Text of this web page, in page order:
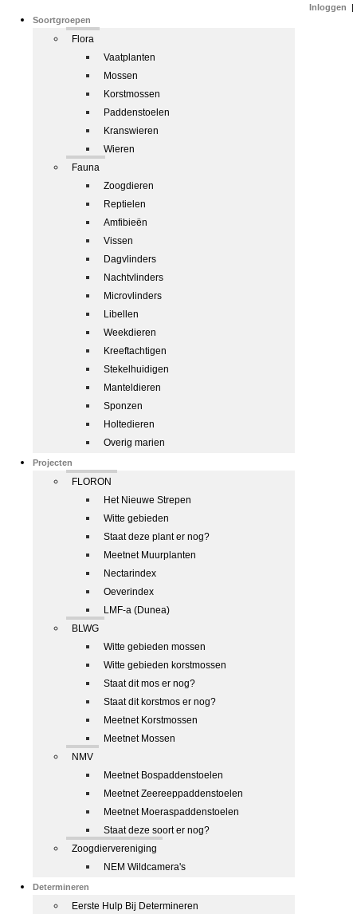
Soortgroepen
Flora
Vaatplanten
Mossen
Korstmossen
Paddenstoelen
Kranswieren
Wieren
Fauna
Zoogdieren
Reptielen
Amfibieën
Vissen
Dagvlinders
Nachtvlinders
Microvlinders
Libellen
Weekdieren
Kreeftachtigen
Stekelhuidigen
Manteldieren
Sponzen
Holtedieren
Overig marien
Projecten
FLORON
Het Nieuwe Strepen
Witte gebieden
Staat deze plant er nog?
Meetnet Muurplanten
Nectarindex
Oeverindex
LMF-a (Dunea)
BLWG
Witte gebieden mossen
Witte gebieden korstmossen
Staat dit mos er nog?
Staat dit korstmos er nog?
Meetnet Korstmossen
Meetnet Mossen
NMV
Meetnet Bospaddenstoelen
Meetnet Zeereeppaddenstoelen
Meetnet Moeraspaddenstoelen
Staat deze soort er nog?
Zoogdiervereniging
NEM Wildcamera's
Determineren
Eerste Hulp Bij Determineren
Inloggen |